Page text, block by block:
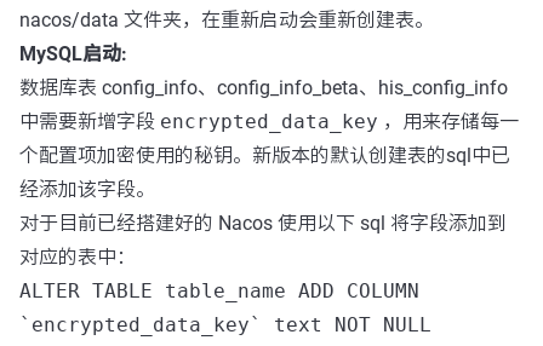
nacos/data 文件夹，在重新启动会重新创建表。
MySQL启动:
数据库表 config_info、config_info_beta、his_config_info
中需要新增字段 encrypted_data_key ，用来存储每一
个配置项加密使用的秘钥。新版本的默认创建表的sql中已
经添加该字段。
对于目前已经搭建好的 Nacos 使用以下 sql 将字段添加到
对应的表中：
ALTER TABLE table_name ADD COLUMN
`encrypted_data_key` text NOT NULL